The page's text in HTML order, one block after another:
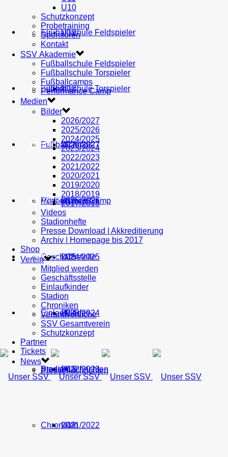
AH U19
U18
U17
U16
U15
U14
U13
U12
Fußballschule Feldspieler
Fußballschule Torspieler
Fußballcamps
Performance Camp
MEDIEN
Bilder
2026/2027
2025/2026
2024/2025
2023/2024
2022/2023
2021/2022
SHOP
VEREIN
Mitglied werden
Geschäftsstelle
Einlaufkinder
Stadion
Chroniken
PARTNER
TICKETS
NEWS
Pressenachrichten
U10
Schutzkonzept
Probetraining
Sponsoren
Kontakt
SSV Akademie
Fußballschule Feldspieler
Fußballschule Torspieler
Fußballcamps
Performance Camp
Medien
Bilder
2026/2027
2025/2026
2024/2025
2023/2024
2022/2023
2021/2022
2020/2021
2019/2020
2018/2019
2017/2018
Videos
Stadionhefte
Presse Download | Akkreditierung
Archiv | Homepage bis 2017
Shop
Verein
Mitglied werden
Geschäftsstelle
Einlaufkinder
Stadion
Chroniken
Verantwortliche
SSV Gesamtverein
Schutzkonzept
Partner
Tickets
News
Pressenachrichten